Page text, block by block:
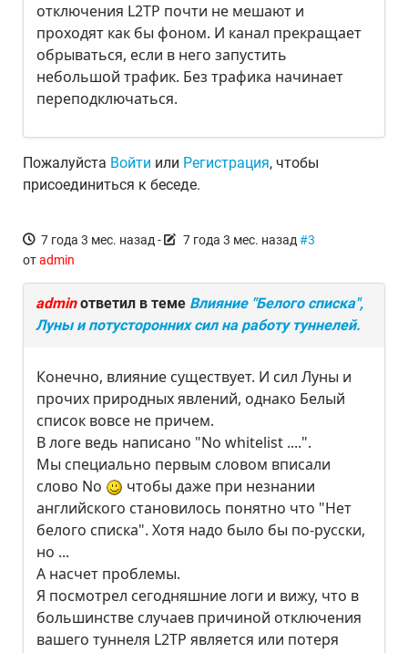
отключения L2TP почти не мешают и
проходят как бы фоном. И канал прекращает
обрываться, если в него запустить
небольшой трафик. Без трафика начинает
переподключаться.
Пожалуйста Войти или Регистрация, чтобы
присоединиться к беседе.
7 года 3 мес. назад - 7 года 3 мес. назад #3
отadmin
adminответил в теме Влияние "Белого списка",
Луны и потусторонних сил на работу туннелей.
Конечно, влияние существует. И сил Луны и
прочих природных явлений, однако Белый
список вовсе не причем.
В логе ведь написано "No whitelist ....".
Мы специально первым словом вписали
слово No
чтобы даже при незнании
английского становилось понятно что "Нет
белого списка". Хотя надо было бы по-русски,
но ...
А насчет проблемы.
Я посмотрел сегодняшние логи и вижу, что в
большинстве случаев причиной отключения
вашего туннеля L2TP является или потеря